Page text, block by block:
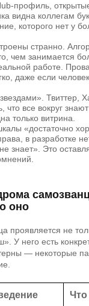
профиль,
видна коллегам
которого нет у
странно.
чем занимается
работе.
даже если
Твиттер,
что все вокруг
только витрина.
«достаточно
в разработке
знает». Это
оно
проявляется не
У него есть
— некоторые
Что